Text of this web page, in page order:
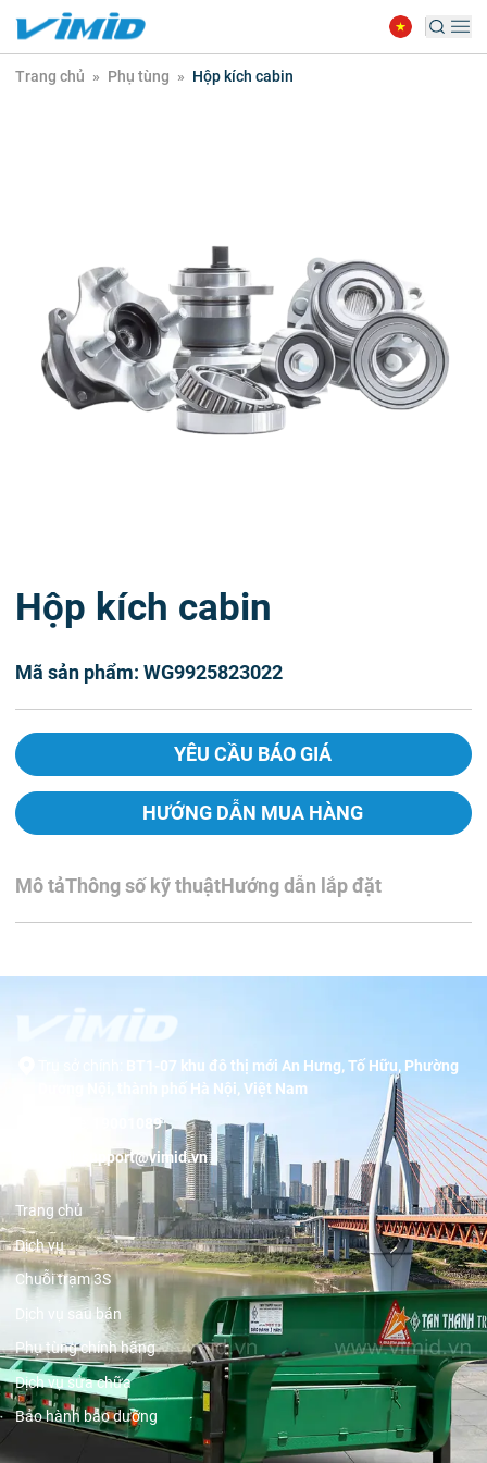
Trang chủ » Phụ tùng » Hộp kích cabin
Hộp kích cabin
Mã sản phẩm: WG9925823022
YÊU CẦU BÁO GIÁ
HƯỚNG DẪN MUA HÀNG
Mô tảThông số kỹ thuậtHướng dẫn lắp đặt
BT1-07 khu đô thị mới An Hưng, Tố Hữu, Phường
Dương Nội, thành phố Hà Nội, Việt Nam
19001089
support@vimid.vn
Trang chủ
Dịch vụ
Chuỗi trạm 3S
Dịch vụ sau bán
Phụ tùng chính hãng
Dịch vụ sửa chữa
Bảo hành bảo dưỡng